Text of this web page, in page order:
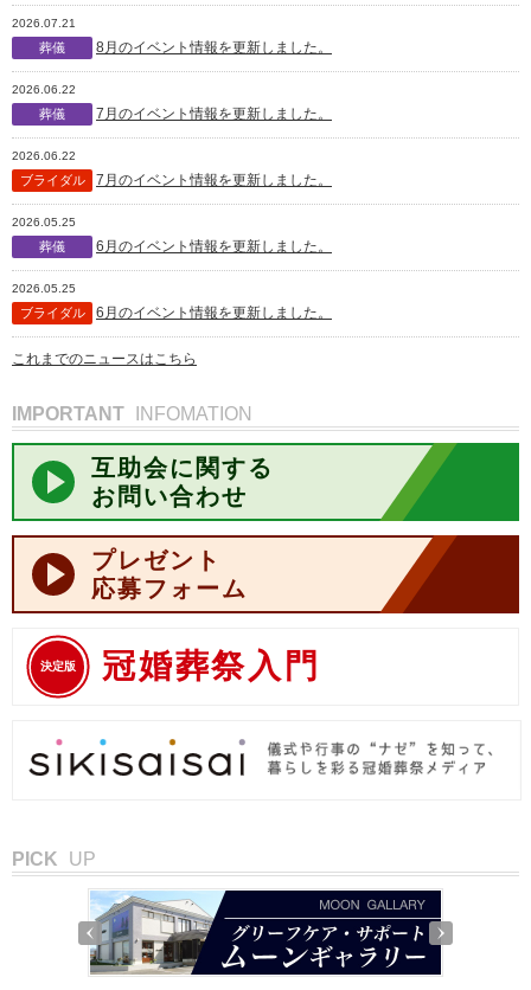
2026.07.21
葬儀 8月のイベント情報を更新しました。
2026.06.22
葬儀 7月のイベント情報を更新しました。
2026.06.22
ブライダル 7月のイベント情報を更新しました。
2026.05.25
葬儀 6月のイベント情報を更新しました。
2026.05.25
ブライダル 6月のイベント情報を更新しました。
これまでのニュースはこちら
IMPORTANT INFOMATION
互助会に関する
お問い合わせ
プレゼント
応募フォーム
決定版 冠婚葬祭入門
PICK UP